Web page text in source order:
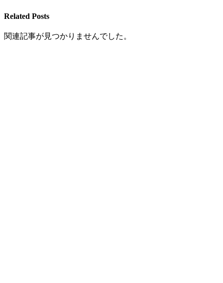
Related Posts
関連記事が見つかりませんでした。